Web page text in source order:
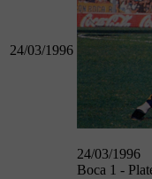
24/03/1996
24/03/1996
Boca 1 -